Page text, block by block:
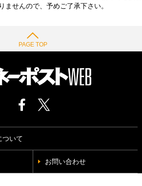
ませんので、予めご了承下さい。
PAGE TOP
ついて
お問い合わせ